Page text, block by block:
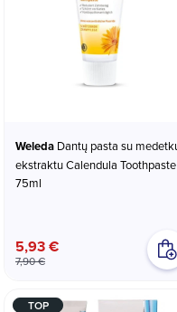
Weleda
ekstraktu Calendula Toothpaste
75ml
5,93 €
7,90 €
TOP